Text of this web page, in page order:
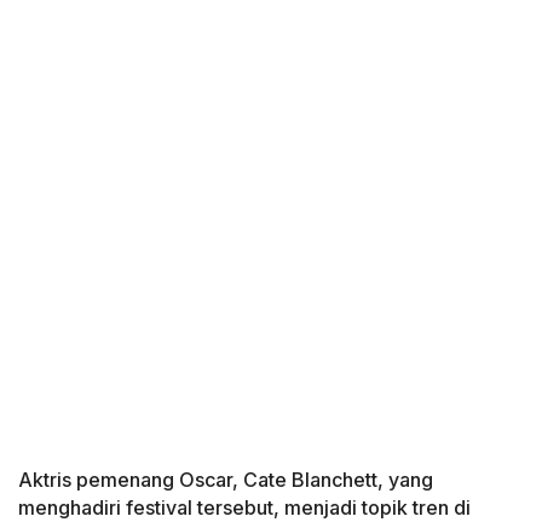
Aktris pemenang Oscar, Cate Blanchett, yang
menghadiri festival tersebut, menjadi topik tren di